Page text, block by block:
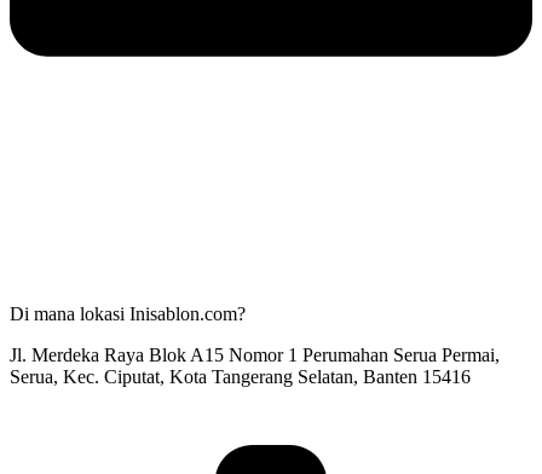
Di mana lokasi Inisablon.com?
Jl. Merdeka Raya Blok A15 Nomor 1 Perumahan Serua Permai,
Serua, Kec. Ciputat, Kota Tangerang Selatan, Banten 15416